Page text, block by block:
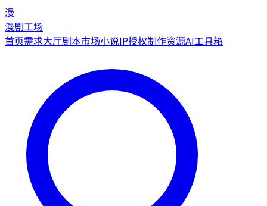
漫
漫剧工场
首页需求大厅剧本市场小说IP授权制作资源AI工具箱